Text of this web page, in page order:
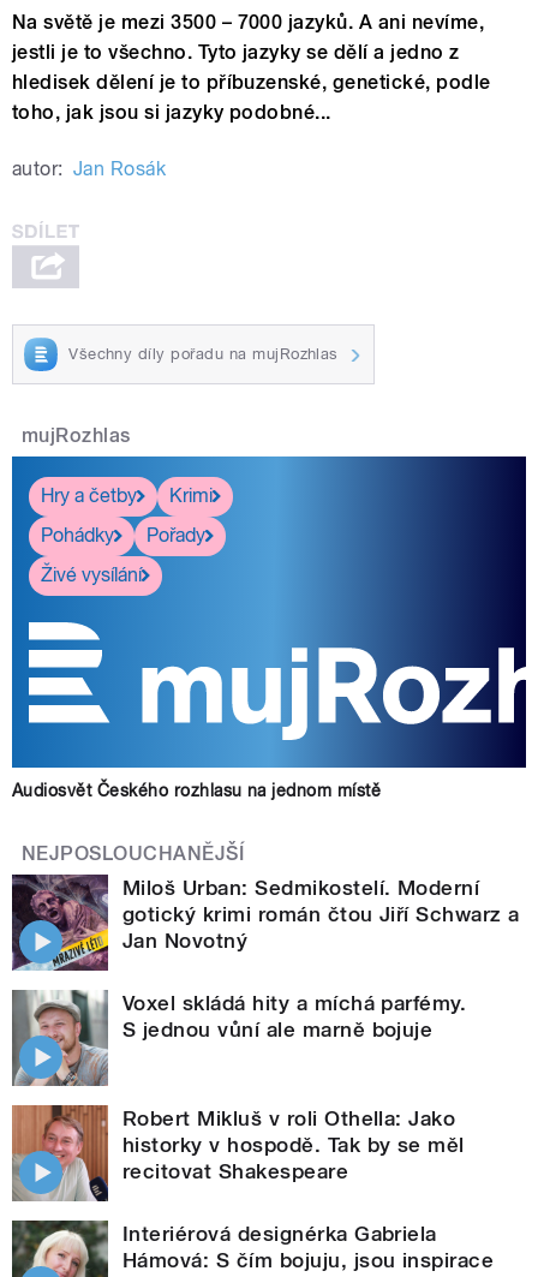
Na světě je mezi 3500 – 7000 jazyků. A ani nevíme,
jestli je to všechno. Tyto jazyky se dělí a jedno z
hledisek dělení je to příbuzenské, genetické, podle
toho, jak jsou si jazyky podobné...
autor: Jan Rosák
Všechny díly pořadu na mujRozhlas
mujRozhlas
Hry a četby
Krimi
Pohádky
Pořady
Živé vysílání
Audiosvět Českého rozhlasu na jednom místě
NEJPOSLOUCHANĚJŠÍ
Miloš Urban: Sedmikostelí. Moderní
gotický krimi román čtou Jiří Schwarz a
Jan Novotný
Voxel skládá hity a míchá parfémy.
S jednou vůní ale marně bojuje
Robert Mikluš v roli Othella: Jako
historky v hospodě. Tak by se měl
recitovat Shakespeare
Interiérová designérka Gabriela
Hámová: S čím bojuju, jsou inspirace